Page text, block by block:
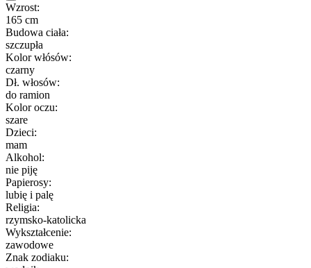
Wzrost:
165 cm
Budowa ciała:
szczupła
Kolor włósów:
czarny
Dł. włosów:
do ramion
Kolor oczu:
szare
Dzieci:
mam
Alkohol:
nie piję
Papierosy:
lubię i palę
Religia:
rzymsko-katolicka
Wykształcenie:
zawodowe
Znak zodiaku: